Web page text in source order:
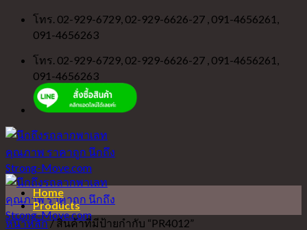
Skip
content
โทร. 02-929-6729, 02-929-6626-27 , 091-4656261,
091-4656263
โทร. 02-929-6729, 02-929-6626-27 , 091-4656261,
091-4656263
Home
Products
หน้าหลัก/สินค้าที่มีป้ายกำกับ “PR4012”